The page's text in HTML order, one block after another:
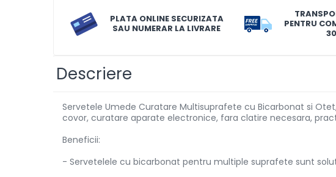
Solutie de intretinere textile
Produse Dezinfectante-
Produse de uz casnic
Produse de uz casnic
PLATA ONLINE SECURIZATA
SAU NUMERAR LA LIVRARE
PENTRU
Descriere
Servetele Umede Curatare Multisuprafete cu Bicarbonat si
covor, curatare aparate electronice, fara clatire necesara,
Beneficii:
- Servetelele cu bicarbonat pentru multiple suprafete sunt